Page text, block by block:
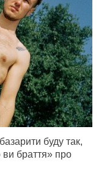
буду так,
ви браття» про